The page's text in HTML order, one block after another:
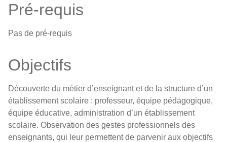
Pré-requis
Pas de pré-requis
Objectifs
Découverte du métier d’enseignant et de la structure d’un
établissement scolaire : professeur, équipe pédagogique,
équipe éducative, administration d’un établissement
scolaire. Observation des gestes professionnels des
enseignants, qui leur permettent de parvenir aux objectifs